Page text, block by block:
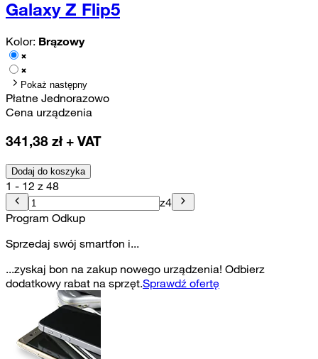
Galaxy Z Flip5
Kolor: Brązowy
Pokaż następny
Płatne Jednorazowo
Cena urządzenia
341,38 zł + VAT
Dodaj do koszyka
1 - 12 z 48
z4
Program Odkup
Sprzedaj swój smartfon i...
...zyskaj bon na zakup nowego urządzenia! Odbierz
dodatkowy rabat na sprzęt.Sprawdź ofertę